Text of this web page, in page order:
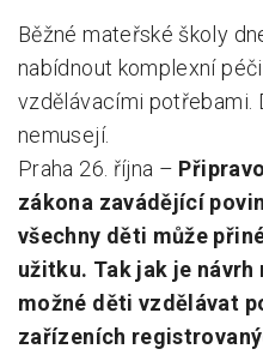
Partneři a dárci
Kontakty
Běžné mateřské školy
nabídnout komplexní
vzdělávacími potřebami.
nemusejí.
Praha 26. října –
zákona zavádějící
všechny děti může
užitku. Tak jak je návrh
možné děti vzdělávat
zařízeních